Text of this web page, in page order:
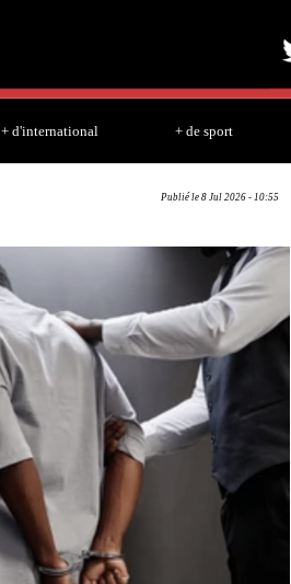
+ d'international + de sport
Publié le 8 Jul 2026 - 10:55